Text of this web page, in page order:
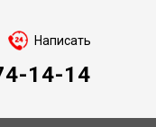
Написать
14-14